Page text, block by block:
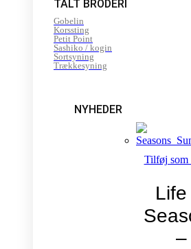
TALT BRODERI
Gobelin
Korssting
Petit Point
Sashiko / kogin
Sortsyning
Trækkesyning
NYHEDER
Tilføj som
Life
–